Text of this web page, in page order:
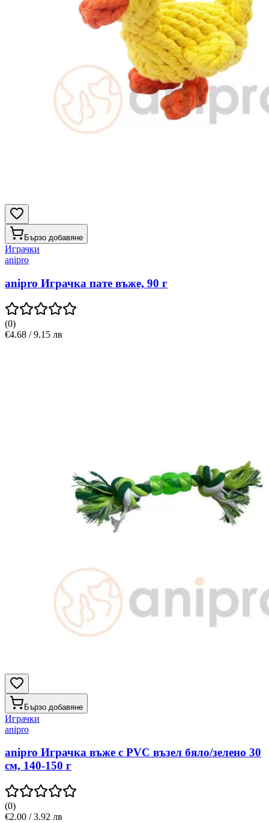
Бързо добавяне
Играчки
anipro
anipro Играчка пате въже, 90 г
(0)
€4.68 / 9.15 лв
Бързо добавяне
Играчки
anipro
anipro Играчка въже с PVC възел бяло/зелено 30
см, 140-150 г
(0)
€2.00 / 3.92 лв